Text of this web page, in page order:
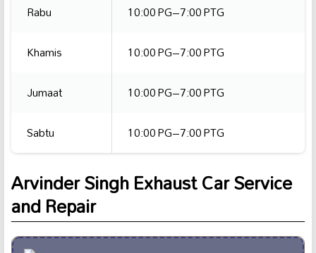
Rabu
10:00 PG–7:00 PTG
Khamis
10:00 PG–7:00 PTG
Jumaat
10:00 PG–7:00 PTG
Sabtu
10:00 PG–7:00 PTG
Arvinder Singh Exhaust Car Service
and Repair